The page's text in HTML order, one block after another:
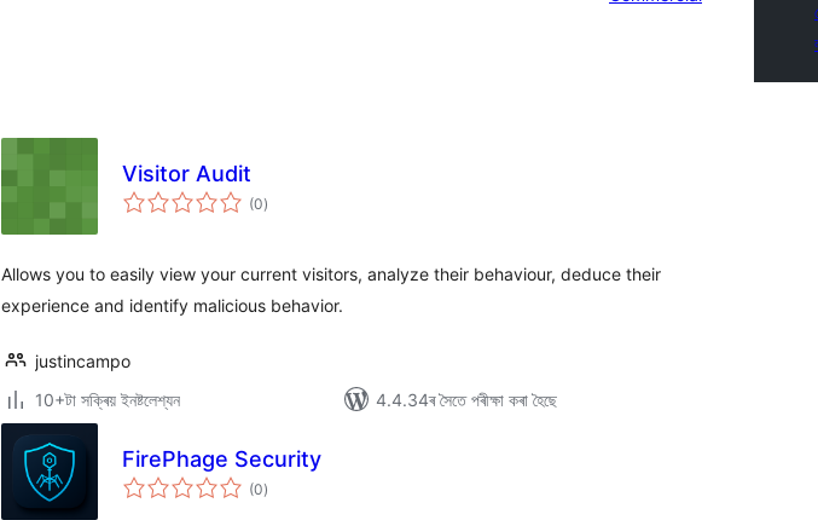
Visitor Audit
(0টা
মুঠ)
Allows you to easily view your current visitors, analyze their behaviour, deduce their
experience and identify malicious behavior.
justincampo
10+টা সক্ৰিয় ইনষ্টলেশ্যন
4.4.34ৰ সৈতে পৰীক্ষা কৰা হৈছে
FirePhage Security
(0টা
মুঠ)